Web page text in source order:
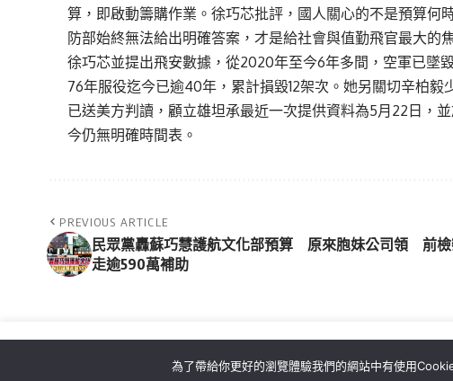
算，即啟動籌購作業。徐巧芯批評，國人關心的不是預算何
防部始終無法給出明確答案，才是給社會與值勤飛官最大的
徐巧芯並提出飛安數據，從2020年至今6年多間，空軍已墜
76年服役迄今已逾40年，累計損毀12架次。她另關切辛柏
已送美方判讀，顧立雄坦承最近一次提供資料為5月22日，
今仍無明確時間表。
PREVIOUS ARTICLE
民眾黨轟蘇巧慧護航文化部預算 原來胞妹公司領
走逾590萬補助
前
為了帶給你更好的瀏覽體驗我們的網站中有使用